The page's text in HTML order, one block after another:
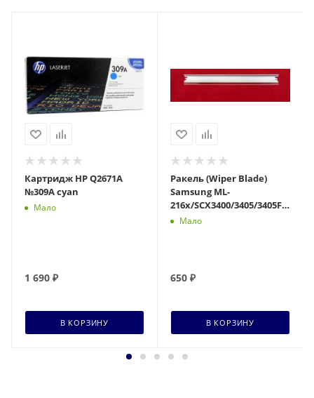
Картридж HP Q2671A
№309A cyan
Мало
1 690 ₽
В КОРЗИНУ
Ракель (Wiper Blade)
Samsung ML-
216x/SCX3400/3405/3405F/
760, SL-M2020/2070 (MLT-
Мало
650 ₽
В КОРЗИНУ